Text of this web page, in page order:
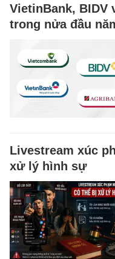
VietinBank, BIDV
trong nửa đầu
Livestream xúc
xử lý hình sự